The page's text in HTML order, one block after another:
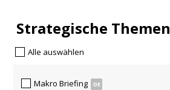
Strategische Themen
Alle auswählen
Makro Briefing DE